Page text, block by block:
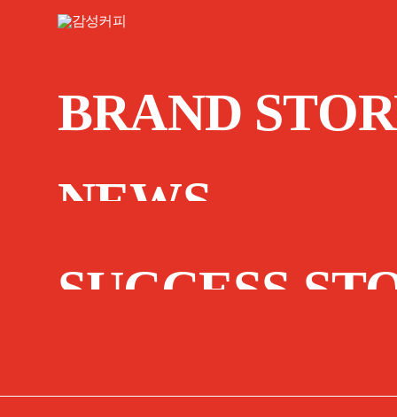
BRAND
NEWS
SUCCESS